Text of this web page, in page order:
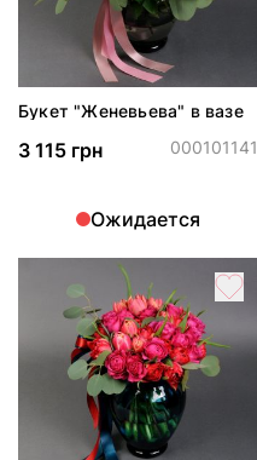
Букет "Женевьева" в вазе
3 115 грн 000101141
Ожидается